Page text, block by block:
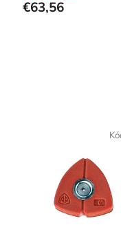
€63,56